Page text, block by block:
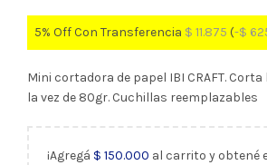
5% Off Con Transferencia $ 11.875 (-$
Mini cortadora de papel IBI CRAFT.
la vez de 80gr. Cuchillas reemplazables
¡Agregá $ 150.000 al carrito y obtené